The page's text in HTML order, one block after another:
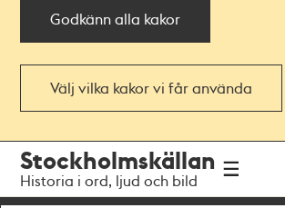
Godkänn alla kakor
Välj vilka kakor vi får använda
navigationen
huvudinnehållet
Stockholmskällan
Historia i ord, ljud och bild